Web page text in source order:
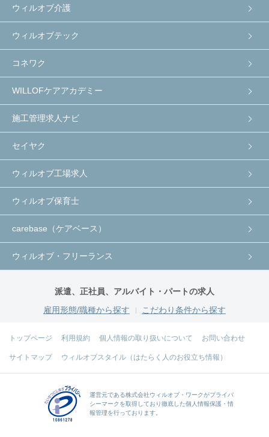
ウィルオブ介護
ウィルオブテック
コネワク
WILLOFケアアカデミー
施工管理求人ナビ
セイヤク
ウィルオブ工場求人
ウィルオブ保育士
carebase（ケアベース）
ウィルオブ・フリーランス
派遣、正社員、アルバイト・パートの求人
雇用形態/職種から探す
こだわり条件から探す
トップページ 利用規約 個人情報の取り扱いについて お問い合わせ
サイトマップ ウィルオブスタイル（はたらく人のお役立ち情報）
運営元である株式会社ウィルオブ・ワークがプライバ
シーマークを取得しており徹底した個人情報保護・情
報管理を行っております。